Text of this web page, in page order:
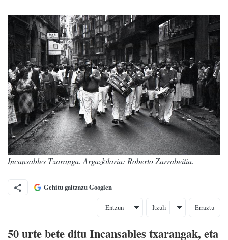
Incansables Txaranga. Argazkilaria: Roberto Zarrabeitia.
Gehitu gaitzazu Googlen
Entzun Itzuli Erraztu
50 urte bete ditu Incansables txarangak, eta